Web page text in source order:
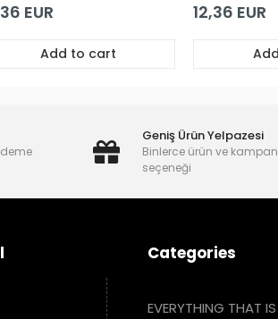
EUR
Add to cart
12,36 EUR
Geniş Ürün Yelpazesi
Binlerce ürün ve
seçeneği
Categories
EVERYTHING THAT